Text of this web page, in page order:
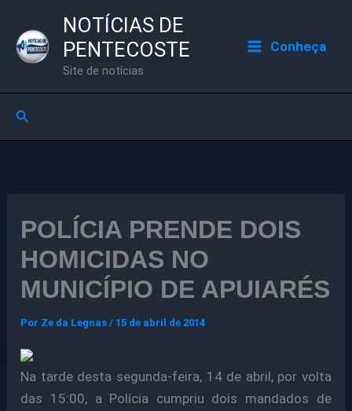
para
NOTÍCIAS DE
PENTECOSTE
Site de notícias
Conheça
Pesquisar
POLÍCIA PRENDE DOIS
HOMICIDAS NO
MUNICÍPIO DE APUIARÉS
Por Ze da Legnas/ 15 de abril de 2014
Na tarde desta segunda-feira, 14 de abril, por volta
das 15:00, a Polícia cumpriu dois mandados de